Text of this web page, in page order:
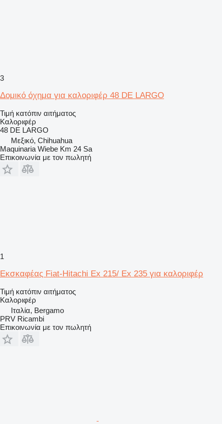
3
Δομικό όχημα για καλοριφέρ 48 DE LARGO
Τιμή κατόπιν αιτήματος
Καλοριφέρ
48 DE LARGO
Μεξικό, Chihuahua
Maquinaria Wiebe Km 24 Sa
Επικοινωνία με τον πωλητή
1
Εκσκαφέας Fiat-Hitachi Ex 215/ Ex 235 για καλοριφέρ
Τιμή κατόπιν αιτήματος
Καλοριφέρ
Ιταλία, Bergamo
PRV Ricambi
Επικοινωνία με τον πωλητή